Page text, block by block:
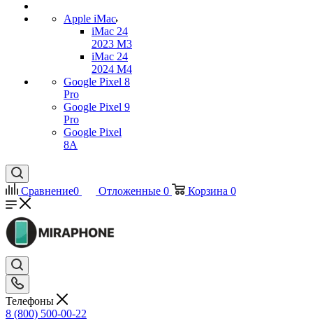
Apple iMac
iMac 24
2023 M3
iMac 24
2024 M4
Google Pixel 8
Pro
Google Pixel 9
Pro
Google Pixel
8A
Сравнение0 Отложенные 0 Корзина 0
Телефоны
8 (800) 500-00-22